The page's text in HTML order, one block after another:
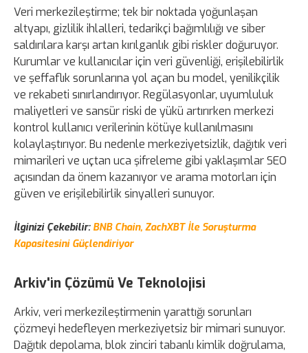
Veri merkezileştirme; tek bir noktada yoğunlaşan
altyapı, gizlilik ihlalleri, tedarikçi bağımlılığı ve siber
saldırılara karşı artan kırılganlık gibi riskler doğuruyor.
Kurumlar ve kullanıcılar için veri güvenliği, erişilebilirlik
ve şeffaflık sorunlarına yol açan bu model, yenilikçilik
ve rekabeti sınırlandırıyor. Regülasyonlar, uyumluluk
maliyetleri ve sansür riski de yükü artırırken merkezi
kontrol kullanıcı verilerinin kötüye kullanılmasını
kolaylaştırıyor. Bu nedenle merkeziyetsizlik, dağıtık veri
mimarileri ve uçtan uca şifreleme gibi yaklaşımlar SEO
açısından da önem kazanıyor ve arama motorları için
güven ve erişilebilirlik sinyalleri sunuyor.
İlginizi Çekebilir: BNB Chain, ZachXBT İle Soruşturma
Kapasitesini Güçlendiriyor
Arkiv'in Çözümü Ve Teknolojisi
Arkiv, veri merkezileştirmenin yarattığı sorunları
çözmeyi hedefleyen merkeziyetsiz bir mimari sunuyor.
Dağıtık depolama, blok zinciri tabanlı kimlik doğrulama,